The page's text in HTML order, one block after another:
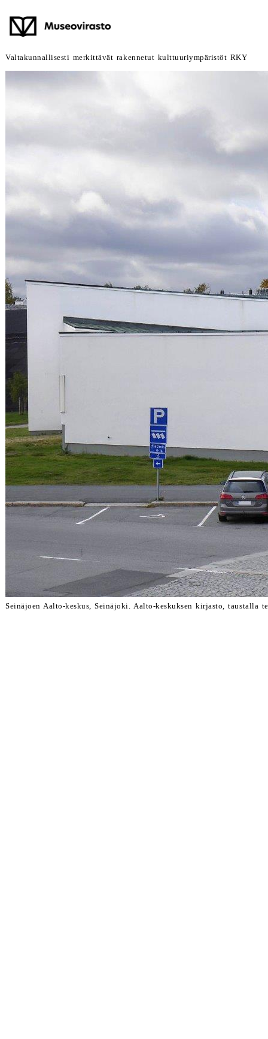
Valtakunnallisesti merkittävät rakennetut kulttuuriympäristöt RKY
Seinäjoen Aalto-keskus, Seinäjoki. Aalto-keskuksen kirjasto,